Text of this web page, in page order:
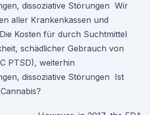
dissoziative Störungen Wir
aller Krankenkassen und
Kosten für durch Suchtmittel
schädlicher Gebrauch von
PTSD), weiterhin
dissoziative Störungen Ist